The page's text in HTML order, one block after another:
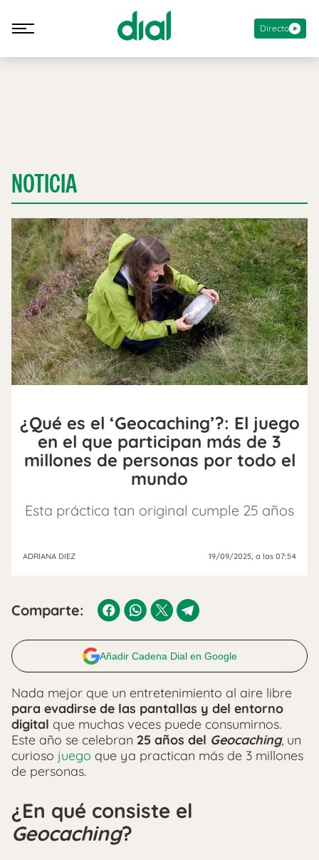
Directo
NOTICIA
¿Qué es el ‘Geocaching’?: El juego
en el que participan más de 3
millones de personas por todo el
mundo
Esta práctica tan original cumple 25 años
ADRIANA DIEZ 19/09/2025, a las 07:54
Comparte:
Añadir Cadena Dial en Google
Nada mejor que un entretenimiento al aire libre
para evadirse de las pantallas y del entorno
digital que muchas veces puede consumirnos.
Este año se celebran 25 años del Geocaching, un
curioso juego que ya practican más de 3 millones
de personas.
¿En qué consiste el
Geocaching?